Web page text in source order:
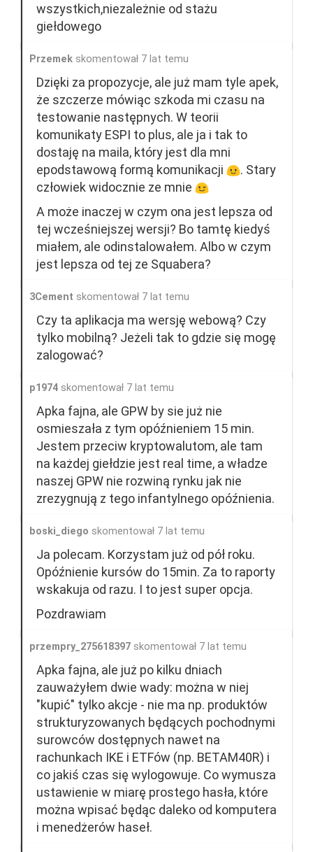
wszystkich,niezależnie od stażu
giełdowego
Przemek skomentował 7 lat temu
Dzięki za propozycje, ale już mam tyle apek,
że szczerze mówiąc szkoda mi czasu na
testowanie następnych. W teorii
komunikaty ESPI to plus, ale ja i tak to
dostaję na maila, który jest dla mni
epodstawową formą komunikacji
. Stary
człowiek widocznie ze mnie
A może inaczej w czym ona jest lepsza od
tej wcześniejszej wersji? Bo tamtę kiedyś
miałem, ale odinstalowałem. Albo w czym
jest lepsza od tej ze Squabera?
3Cement skomentował 7 lat temu
Czy ta aplikacja ma wersję webową? Czy
tylko mobilną? Jeżeli tak to gdzie się mogę
zalogować?
p1974 skomentował 7 lat temu
Apka fajna, ale GPW by sie już nie
osmieszała z tym opóźnieniem 15 min.
Jestem przeciw kryptowalutom, ale tam
na każdej giełdzie jest real time, a władze
naszej GPW nie rozwiną rynku jak nie
zrezygnują z tego infantylnego opóźnienia.
boski_diego skomentował 7 lat temu
Ja polecam. Korzystam już od pół roku.
Opóźnienie kursów do 15min. Za to raporty
wskakuja od razu. I to jest super opcja.
Pozdrawiam
przempry_275618397 skomentował 7 lat temu
Apka fajna, ale już po kilku dniach
zauważyłem dwie wady: można w niej
"kupić" tylko akcje - nie ma np. produktów
strukturyzowanych będących pochodnymi
surowców dostępnych nawet na
rachunkach IKE i ETFów (np. BETAM40R) i
co jakiś czas się wylogowuje. Co wymusza
ustawienie w miarę prostego hasła, które
można wpisać będąc daleko od komputera
i menedżerów haseł.